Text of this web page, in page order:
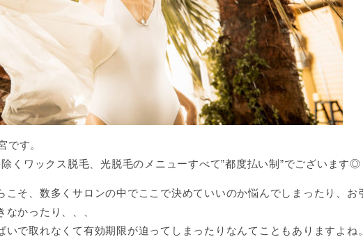
です。
くワックス脱毛、光脱毛のメニューすべて”都度払い制”でございます◎
こそ、数多くサロンの中でここで決めていいのか悩んでしまったり、
なかったり、、、
いで取れなくて有効期限が迫ってしまったりなんてこともありますよね。